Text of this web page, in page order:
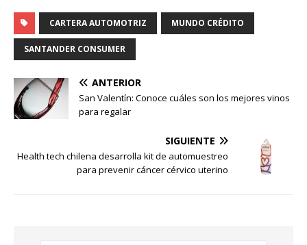
CARTERA AUTOMOTRIZ MUNDO CRÉDITO
SANTANDER CONSUMER
ANTERIOR
San Valentín: Conoce cuáles son los mejores vinos
para regalar
SIGUIENTE
Health tech chilena desarrolla kit de automuestreo
para prevenir cáncer cérvico uterino